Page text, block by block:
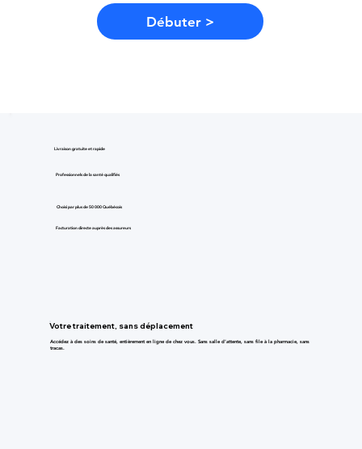
Débuter >
Livraison gratuite et rapide
Professionnels de la santé qualifiés
Choisi par plus de 50 000 Québécois
Facturation directe auprès des assureurs
Votre traitement, sans déplacement
Accédez à des soins de santé, entièrement en ligne de chez vous. Sans salle d’attente, sans file à la pharmacie, sans
tracas.